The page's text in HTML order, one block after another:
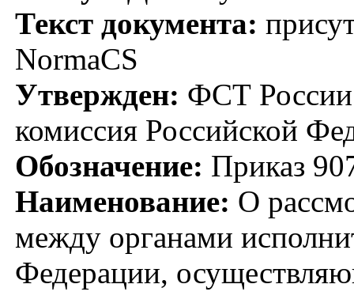
Текст документа:
NormaCS
Утвержден: ФСТ России;
комиссия Российской
Обозначение: Приказ
Наименование: О
между органами
Федерации,